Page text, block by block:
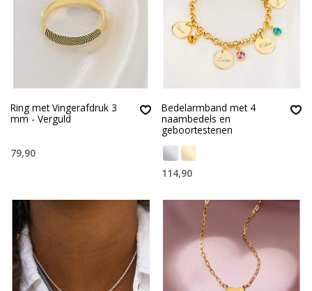
Ring met Vingerafdruk 3
mm - Verguld
79,90
Bedelarmband met 4
naambedels en
geboortestenen
114,90